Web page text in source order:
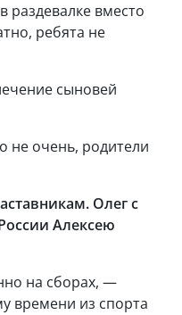
вместо
ребята не
сыновей
не очень, родители
Олег с
Алексею
на сборах, —
времени из спорта